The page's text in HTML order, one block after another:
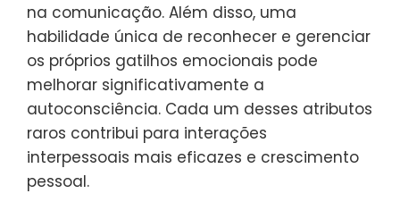
na comunicação. Além disso, uma
habilidade única de reconhecer e gerenciar
os próprios gatilhos emocionais pode
melhorar significativamente a
autoconsciência. Cada um desses atributos
raros contribui para interações
interpessoais mais eficazes e crescimento
pessoal.